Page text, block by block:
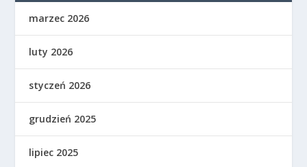
marzec 2026
luty 2026
styczeń 2026
grudzień 2025
lipiec 2025